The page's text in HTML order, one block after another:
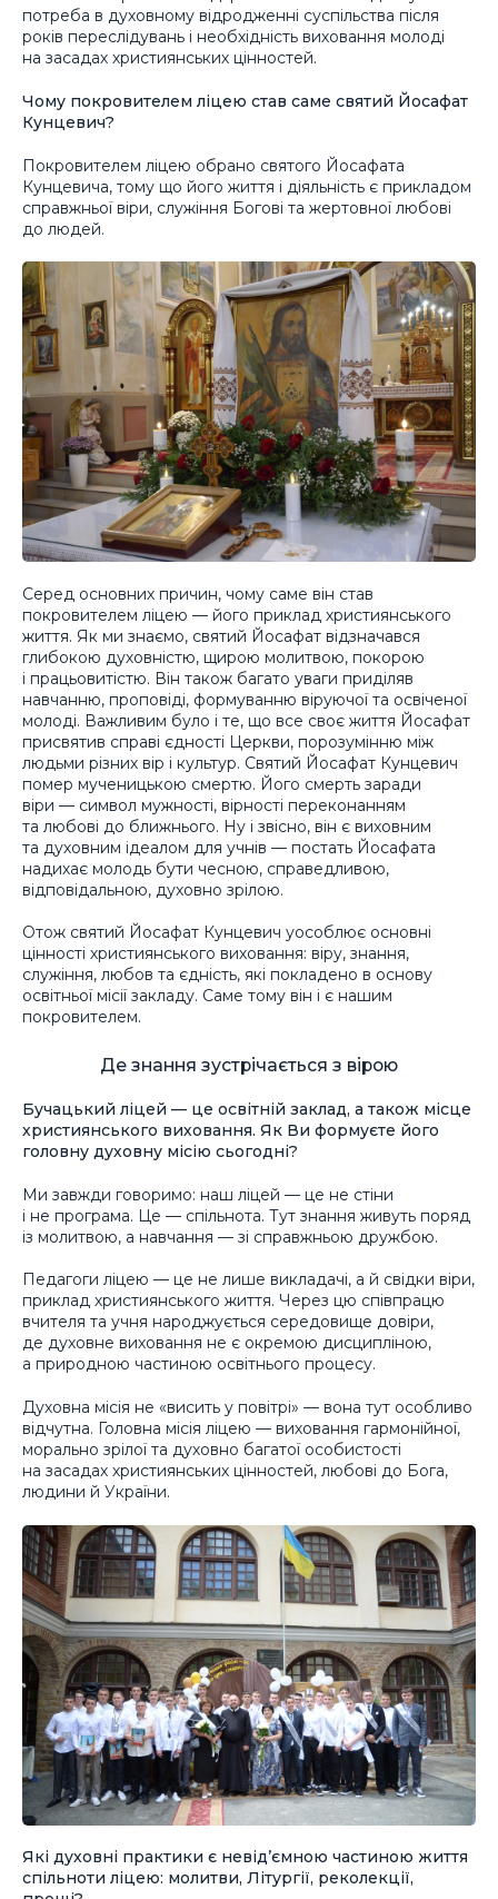
потреба в духовному відродженні суспільства після
років переслідувань і необхідність виховання молоді
на засадах християнських цінностей.
Чому покровителем ліцею став саме святий Йосафат
Кунцевич?
Покровителем ліцею обрано святого Йосафата
Кунцевича, тому що його життя і діяльність є прикладом
справжньої віри, служіння Богові та жертовної любові
до людей.
Серед основних причин, чому саме він став
покровителем ліцею — його приклад християнського
життя. Як ми знаємо, святий Йосафат відзначався
глибокою духовністю, щирою молитвою, покорою
і працьовитістю. Він також багато уваги приділяв
навчанню, проповіді, формуванню віруючої та освіченої
молоді. Важливим було і те, що все своє життя Йосафат
присвятив справі єдності Церкви, порозумінню між
людьми різних вір і культур. Святий Йосафат Кунцевич
помер мученицькою смертю. Його смерть заради
віри — символ мужності, вірності переконанням
та любові до ближнього. Ну і звісно, він є виховним
та духовним ідеалом для учнів — постать Йосафата
надихає молодь бути чесною, справедливою,
відповідальною, духовно зрілою.
Отож святий Йосафат Кунцевич уособлює основні
цінності християнського виховання: віру, знання,
служіння, любов та єдність, які покладено в основу
освітньої місії закладу. Саме тому він і є нашим
покровителем.
Де знання зустрічається з вірою
Бучацький ліцей — це освітній заклад, а також місце
християнського виховання. Як Ви формуєте його
головну духовну місію сьогодні?
Ми завжди говоримо: наш ліцей — це не стіни
і не програма. Це — спільнота. Тут знання живуть поряд
із молитвою, а навчання — зі справжньою дружбою.
Педагоги ліцею — це не лише викладачі, а й свідки віри,
приклад християнського життя. Через цю співпрацю
вчителя та учня народжується середовище довіри,
де духовне виховання не є окремою дисципліною,
а природною частиною освітнього процесу.
Духовна місія не «висить у повітрі» — вона тут особливо
відчутна. Головна місія ліцею — виховання гармонійної,
морально зрілої та духовно багатої особистості
на засадах християнських цінностей, любові до Бога,
людини й України.
Які духовні практики є невідʼємною частиною життя
спільноти ліцею: молитви, Літургії, реколекції,